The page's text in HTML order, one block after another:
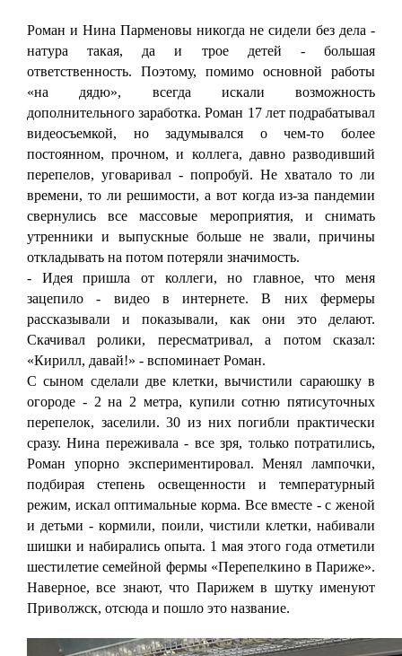
Роман и Нина Парменовы никогда не сидели без дела -
натура такая, да и трое детей - большая
ответственность. Поэтому, помимо основной работы
«на дядю», всегда искали возможность
дополнительного заработка. Роман 17 лет подрабатывал
видеосъемкой, но задумывался о чем-то более
постоянном, прочном, и коллега, давно разводивший
перепелов, уговаривал - попробуй. Не хватало то ли
времени, то ли решимости, а вот когда из-за пандемии
свернулись все массовые мероприятия, и снимать
утренники и выпускные больше не звали, причины
откладывать на потом потеряли значимость.
- Идея пришла от коллеги, но главное, что меня
зацепило - видео в интернете. В них фермеры
рассказывали и показывали, как они это делают.
Скачивал ролики, пересматривал, а потом сказал:
«Кирилл, давай!» - вспоминает Роман.
С сыном сделали две клетки, вычистили сараюшку в
огороде - 2 на 2 метра, купили сотню пятисуточных
перепелок, заселили. 30 из них погибли практически
сразу. Нина переживала - все зря, только потратились,
Роман упорно экспериментировал. Менял лампочки,
подбирая степень освещенности и температурный
режим, искал оптимальные корма. Все вместе - с женой
и детьми - кормили, поили, чистили клетки, набивали
шишки и набирались опыта. 1 мая этого года отметили
шестилетие семейной фермы «Перепелкино в Париже».
Наверное, все знают, что Парижем в шутку именуют
Приволжск, отсюда и пошло это название.